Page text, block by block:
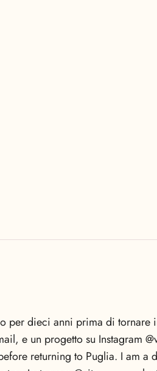
per dieci anni prima di tornare
e un progetto su Instagram
returning to Puglia. I am a